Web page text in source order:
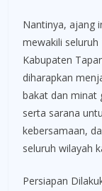
Nantinya, ajang
mewakili
Kabupaten
diharapkan
bakat dan minat
serta sarana
kebersamaan,
seluruh wilayah
Persiapan